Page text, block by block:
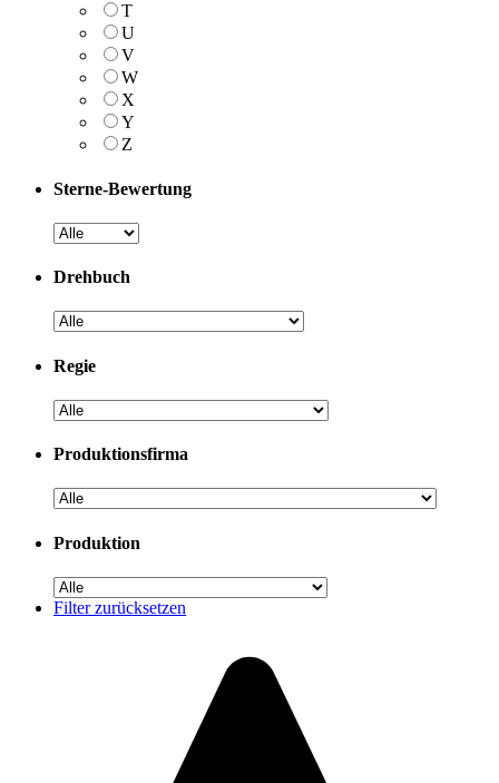
T
U
V
W
X
Y
Z
Sterne-Bewertung
Drehbuch
Regie
Produktionsfirma
Produktion
Filter zurücksetzen